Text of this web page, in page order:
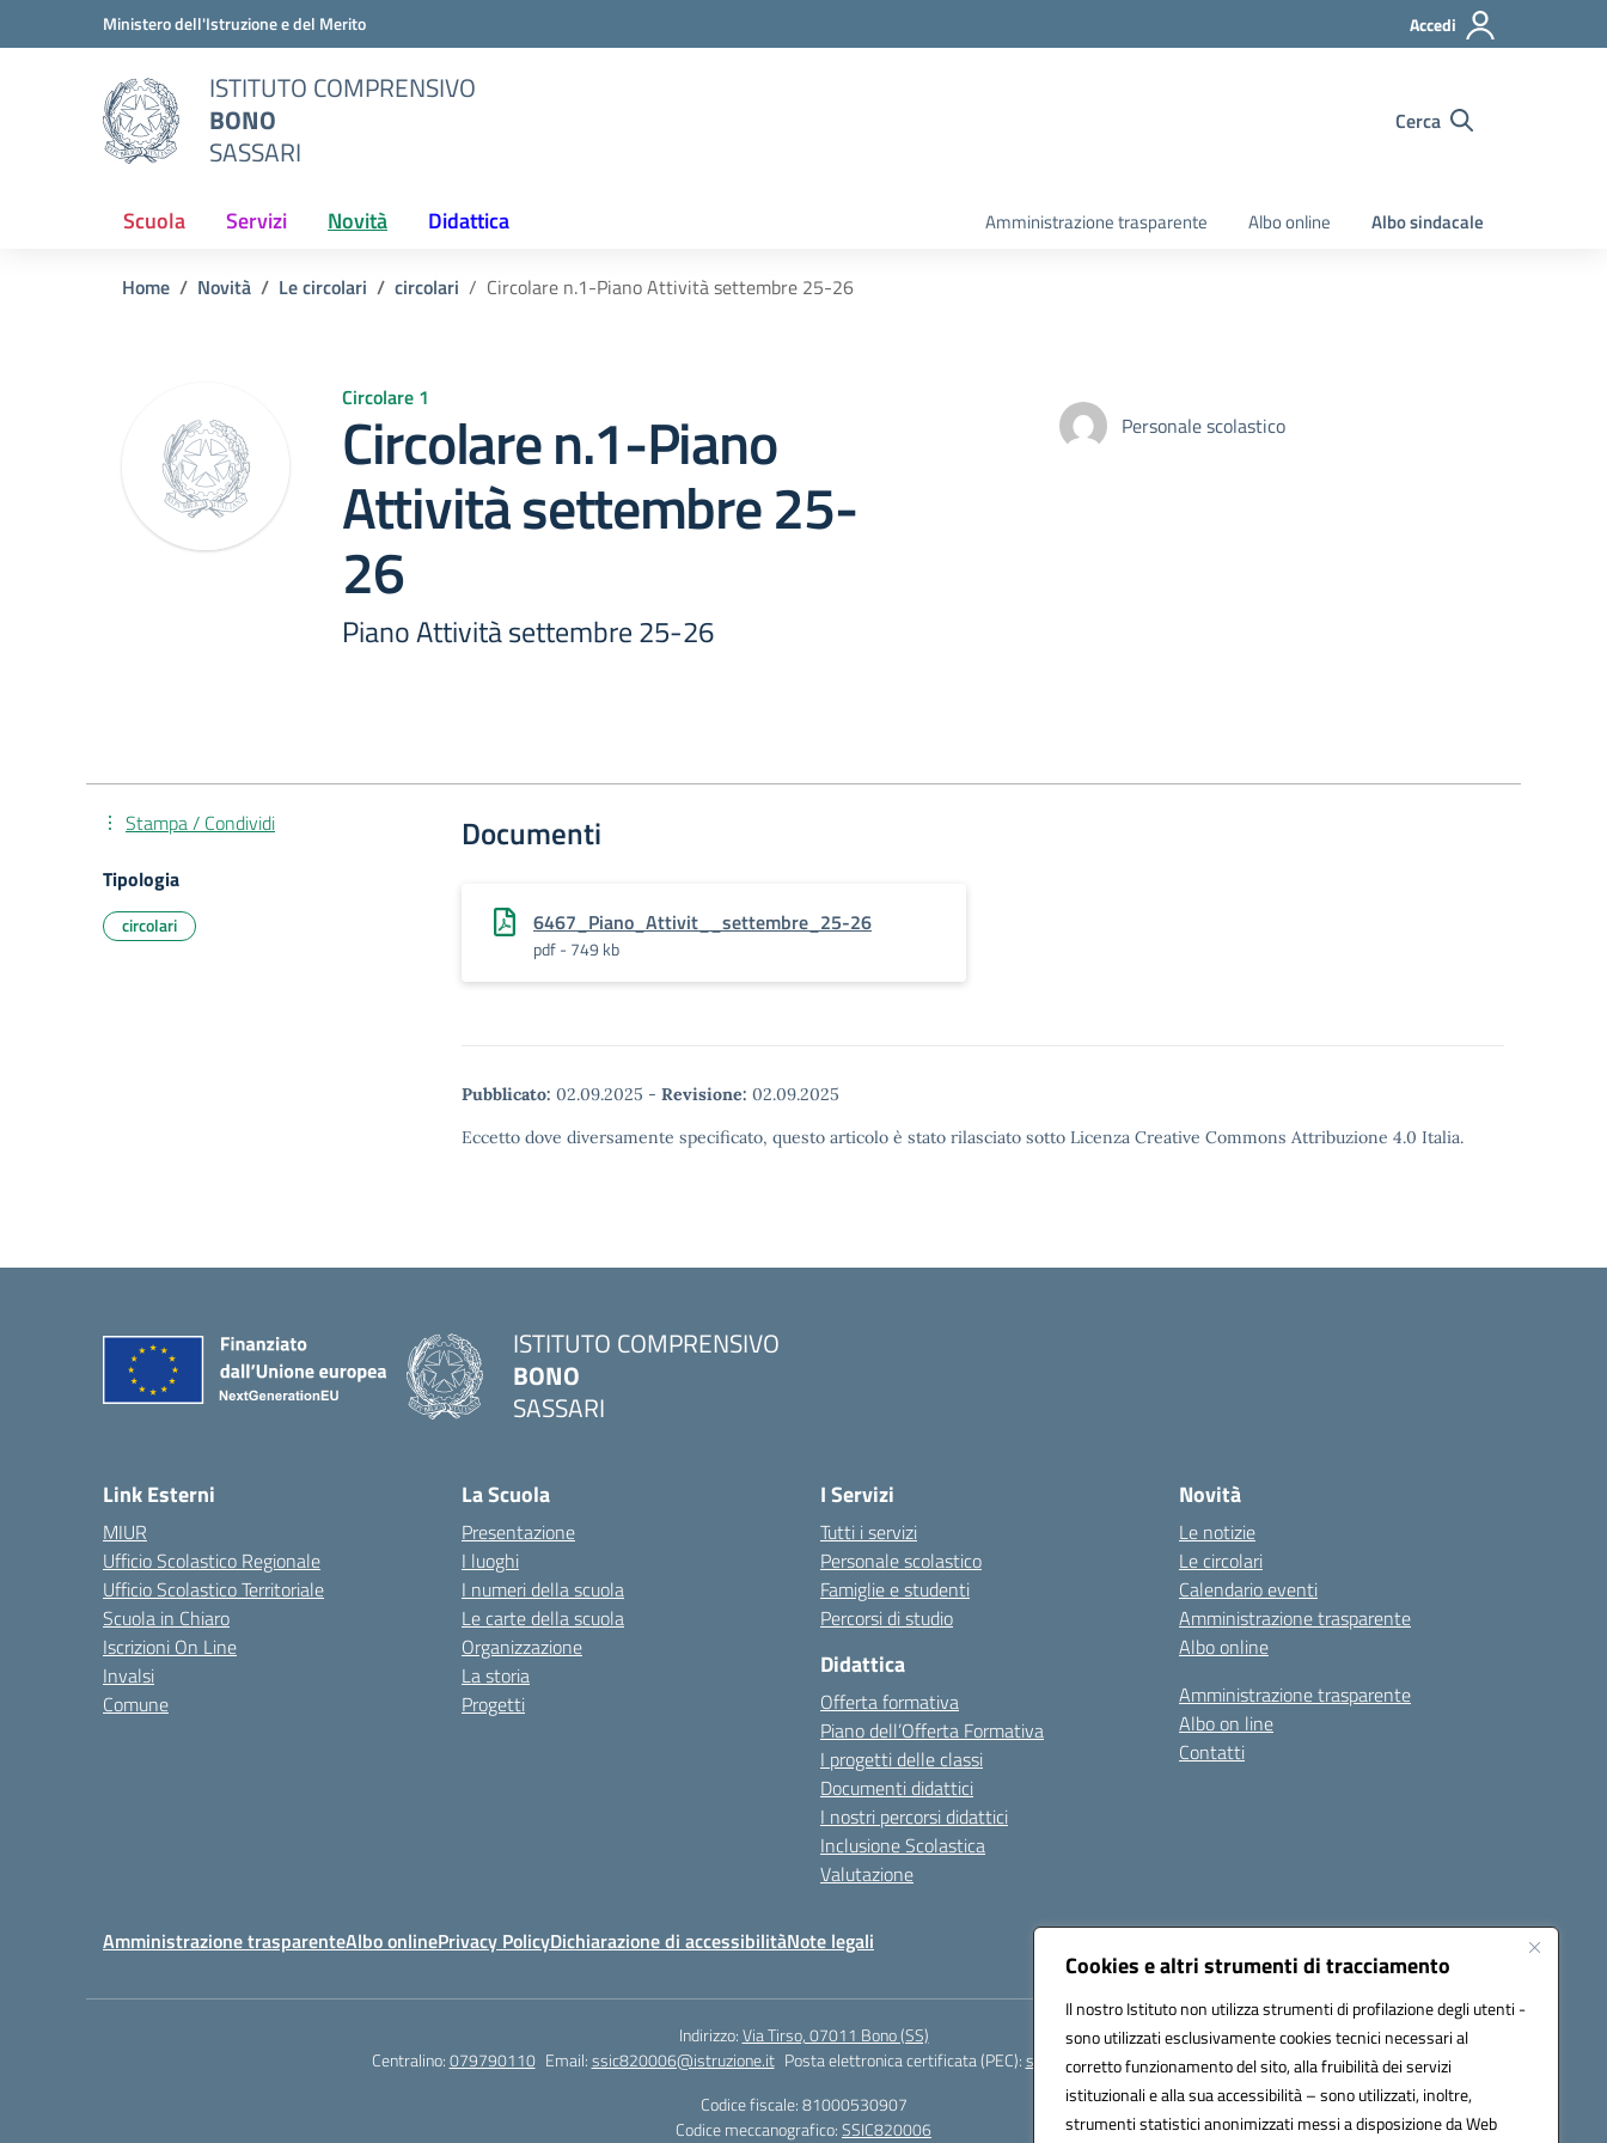
Cookies e altri strumenti di tracciamento
Il nostro Istituto non utilizza strumenti di profilazione degli utenti -
sono utilizzati esclusivamente cookies tecnici necessari al
corretto funzionamento del sito, alla fruibilità dei servizi
istituzionali e alla sua accessibilità – sono utilizzati, inoltre,
strumenti statistici anonimizzati messi a disposizione da Web
Vai ai contenuti
Vai al menu di navigazioneMinistero dell'Istruzione e del Merito Accedi
ISTITUTO COMPRENSIVO
BONO
SASSARI
Cerca
Scuola Servizi Novità Didattica Amministrazione trasparente Albo online Albo sindacale
Home Novità Le circolari circolari Circolare n.1-Piano Attività settembre 25-26
Circolare 1
Circolare n.1-Piano
Attività settembre 25-
26
Piano Attività settembre 25-26
Personale scolastico
Documenti
6467_Piano_Attivit__settembre_25-26
pdf - 749 kb
Pubblicato: 02.09.2025 - Revisione: 02.09.2025
Eccetto dove diversamente specificato, questo articolo è stato rilasciato sotto Licenza Creative Commons Attribuzione 4.0 Italia.
Stampa / Condividi
Tipologia
circolari
ISTITUTO COMPRENSIVO
BONO
SASSARI
Link Esterni
MIUR
Ufficio Scolastico Regionale
Ufficio Scolastico Territoriale
Scuola in Chiaro
Iscrizioni On Line
Invalsi
Comune
La Scuola
Presentazione
I luoghi
I numeri della scuola
Le carte della scuola
Organizzazione
La storia
Progetti
I Servizi
Tutti i servizi
Personale scolastico
Famiglie e studenti
Percorsi di studio
Didattica
Offerta formativa
Piano dell’Offerta Formativa
I progetti delle classi
Documenti didattici
I nostri percorsi didattici
Inclusione Scolastica
Valutazione
Novità
Le notizie
Le circolari
Calendario eventi
Amministrazione trasparente
Albo online
Amministrazione trasparente
Albo on line
Contatti
Amministrazione trasparenteAlbo onlinePrivacy PolicyDichiarazione di accessibilitàNote legali
Indirizzo:Via Tirso, 07011 Bono (SS)
Centralino:079790110 Email:ssic820006@istruzione.it Posta elettronica certificata (PEC):ssic820006@pec.istruzione.it
Codice fiscale: 81000530907
Codice meccanografico:SSIC820006